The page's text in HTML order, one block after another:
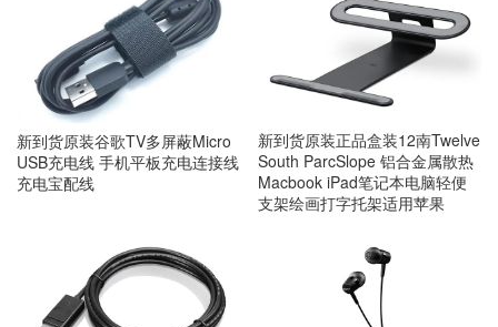
新到货原装谷歌TV多屏蔽Micro
USB充电线 手机平板充电连接线
充电宝配线
新到货原装正品盒装12南Twelve
South ParcSlope 铝合金属散热
Macbook iPad笔记本电脑轻便
支架绘画打字托架适用苹果